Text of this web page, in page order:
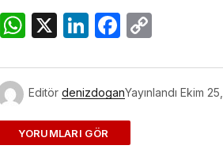
WhatsApp
X LinkedIn
Facebook
Editör denizdoganYayınlandı Ekim
ADD A COMMENT